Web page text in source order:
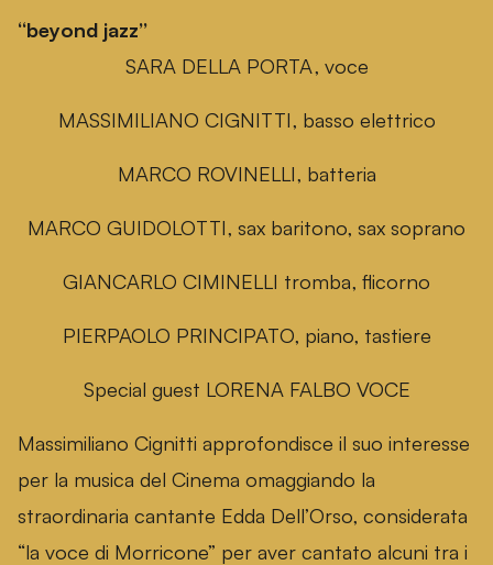
“beyond jazz”
SARA DELLA PORTA, voce
MASSIMILIANO CIGNITTI, basso elettrico
MARCO ROVINELLI, batteria
MARCO GUIDOLOTTI, sax baritono, sax soprano
GIANCARLO CIMINELLI tromba, flicorno
PIERPAOLO PRINCIPATO, piano, tastiere
Special guest LORENA FALBO VOCE
Massimiliano Cignitti approfondisce il suo interesse
per la musica del Cinema omaggiando la
straordinaria cantante Edda Dell’Orso, considerata
“la voce di Morricone” per aver cantato alcuni tra i